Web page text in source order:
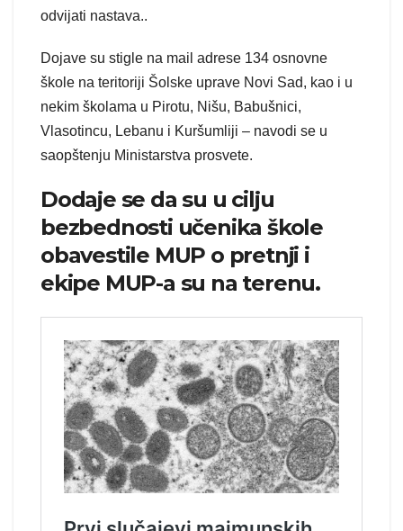
odvijati nastava..
Dojave su stigle na mail adrese 134 osnovne
škole na teritoriji Šolske uprave Novi Sad, kao i u
nekim školama u Pirotu, Nišu, Babušnici,
Vlasotincu, Lebanu i Kuršumliji – navodi se u
saopštenju Ministarstva prosvete.
Dodaje se da su u cilju
bezbednosti učenika škole
obavestile MUP o pretnji i
ekipe MUP-a su na terenu.